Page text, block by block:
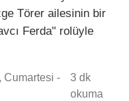
Törer ailesinin bir
Ferda" rolüyle
Cumartesi -
3 dk
okuma